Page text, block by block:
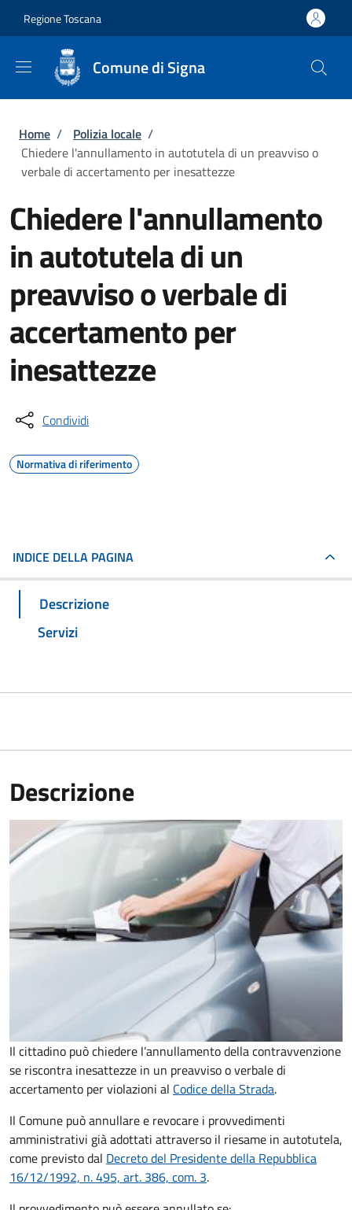
Regione Toscana
Comune di Signa
Briciole di pane
Home / Polizia locale /
Chiedere l'annullamento in autotutela di un preavviso o
verbale di accertamento per inesattezze
Chiedere l'annullamento
in autotutela di un
preavviso o verbale di
accertamento per
inesattezze
Condividi
Normativa di riferimento
INDICE DELLA PAGINA
Descrizione
Servizi
Descrizione
Il cittadino può chiedere l’annullamento della contravvenzione
se riscontra inesattezze in un preavviso o verbale di
accertamento per violazioni al Codice della Strada.
Il Comune può annullare e revocare i provvedimenti
amministrativi già adottati attraverso il riesame in autotutela,
come previsto dal Decreto del Presidente della Repubblica
16/12/1992, n. 495, art. 386, com. 3.